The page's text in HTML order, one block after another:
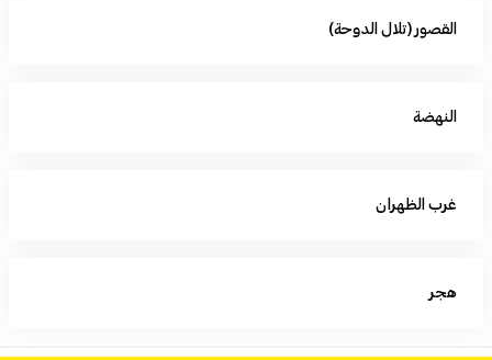
القصور (تلال الدوحة)
النهضة
غرب الظهران
هجر